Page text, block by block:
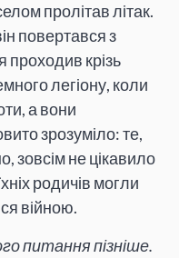
пролітав літак.
повертався з
проходив крізь
легіону, коли
а вони
зрозуміло: те,
зовсім не цікавило
родичів могли
війною.
питання пізніше.